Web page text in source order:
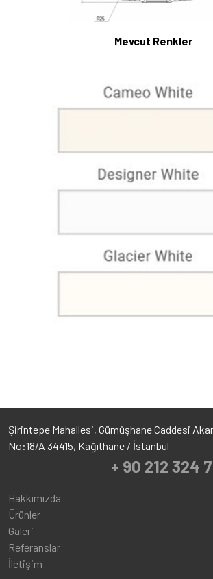
Mevcut Renkler
Şirintepe Mahallesi, Gümüşhane Caddesi
No:18/A 34415, Kağıthane / İstanbul
+ 90 212 324
Hakkımızda
Ürünler
Galeri
Referanslar
İletişim